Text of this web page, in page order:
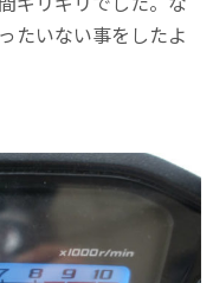
たいない事をしたよ